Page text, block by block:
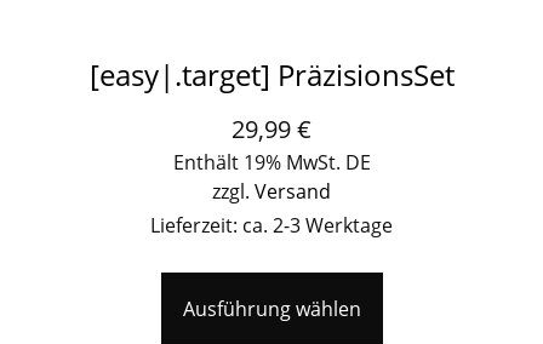
[easy|.target] PräzisionsSet
29,99€
Enthält 19% MwSt. DE
zzgl. Versand
Lieferzeit: ca. 2-3 Werktage
Ausführung wählen